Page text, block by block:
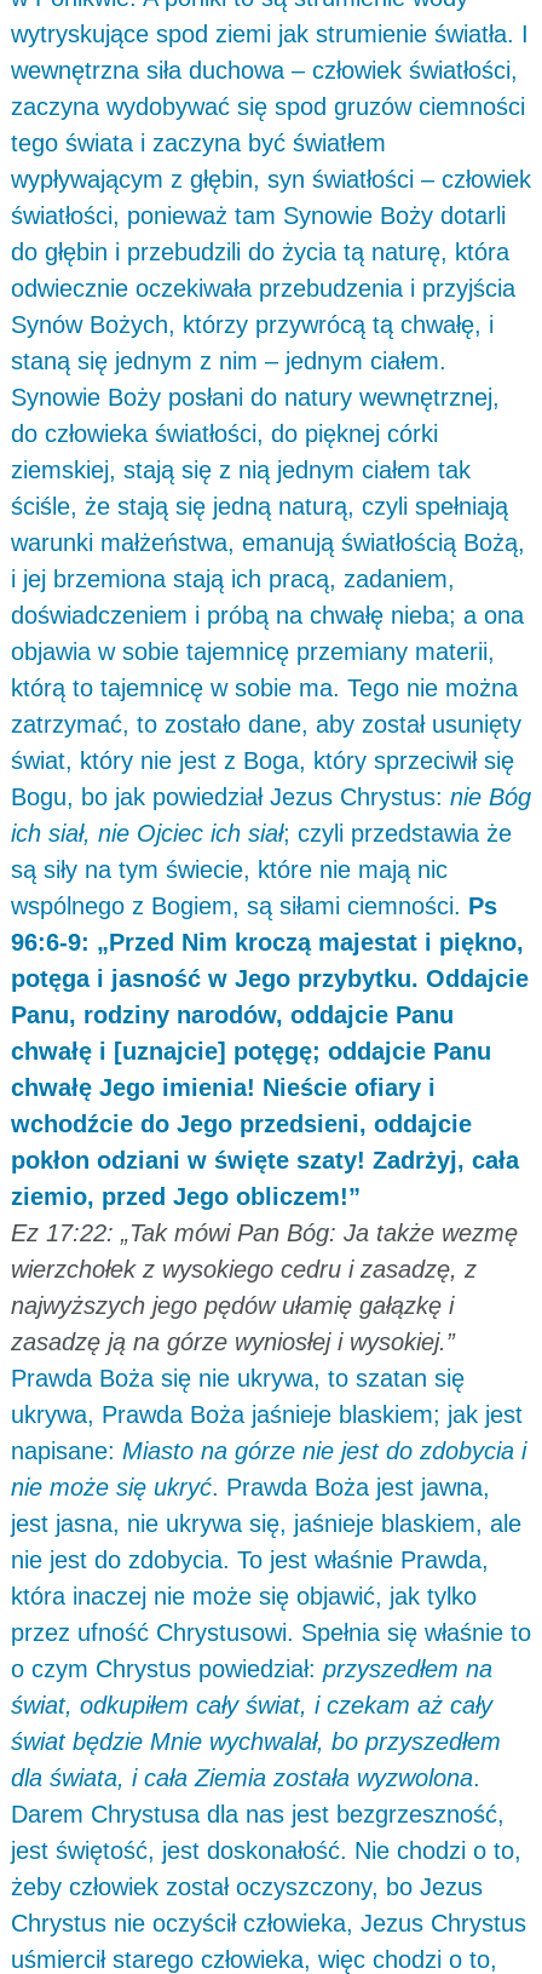
wytryskujące spod ziemi jak strumienie światła. I
wewnętrzna siła duchowa – człowiek światłości,
zaczyna wydobywać się spod gruzów ciemności
tego świata i zaczyna być światłem
wypływającym z głębin, syn światłości – człowiek
światłości, ponieważ tam Synowie Boży dotarli
do głębin i przebudzili do życia tą naturę, która
odwiecznie oczekiwała przebudzenia i przyjścia
Synów Bożych, którzy przywrócą tą chwałę, i
staną się jednym z nim – jednym ciałem.
Synowie Boży posłani do natury wewnętrznej,
do człowieka światłości, do pięknej córki
ziemskiej, stają się z nią jednym ciałem tak
ściśle, że stają się jedną naturą, czyli spełniają
warunki małżeństwa, emanują światłością Bożą,
i jej brzemiona stają ich pracą, zadaniem,
doświadczeniem i próbą na chwałę nieba; a ona
objawia w sobie tajemnicę przemiany materii,
którą to tajemnicę w sobie ma. Tego nie można
zatrzymać, to zostało dane, aby został usunięty
świat, który nie jest z Boga, który sprzeciwił się
Bogu, bo jak powiedział Jezus Chrystus: nie Bóg
ich siał, nie Ojciec ich siał; czyli przedstawia że
są siły na tym świecie, które nie mają nic
wspólnego z Bogiem, są siłami ciemności. Ps
96:6-9: „Przed Nim kroczą majestat i piękno,
potęga i jasność w Jego przybytku. Oddajcie
Panu, rodziny narodów, oddajcie Panu
chwałę i [uznajcie] potęgę; oddajcie Panu
chwałę Jego imienia! Nieście ofiary i
wchodźcie do Jego przedsieni, oddajcie
pokłon odziani w święte szaty! Zadrżyj, cała
ziemio, przed Jego obliczem!”
Ez 17:22: „Tak mówi Pan Bóg: Ja także wezmę
wierzchołek z wysokiego cedru i zasadzę, z
najwyższych jego pędów ułamię gałązkę i
zasadzę ją na górze wyniosłej i wysokiej.”
Prawda Boża się nie ukrywa, to szatan się
ukrywa, Prawda Boża jaśnieje blaskiem; jak jest
napisane: Miasto na górze nie jest do zdobycia i
nie może się ukryć. Prawda Boża jest jawna,
jest jasna, nie ukrywa się, jaśnieje blaskiem, ale
nie jest do zdobycia. To jest właśnie Prawda,
która inaczej nie może się objawić, jak tylko
przez ufność Chrystusowi. Spełnia się właśnie to
o czym Chrystus powiedział: przyszedłem na
świat, odkupiłem cały świat, i czekam aż cały
świat będzie Mnie wychwalał, bo przyszedłem
dla świata, i cała Ziemia została wyzwolona.
Darem Chrystusa dla nas jest bezgrzeszność,
jest świętość, jest doskonałość. Nie chodzi o to,
żeby człowiek został oczyszczony, bo Jezus
Chrystus nie oczyścił człowieka, Jezus Chrystus
uśmiercił starego człowieka, więc chodzi o to,